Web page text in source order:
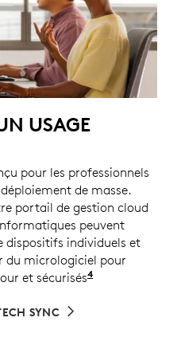
USAGE
pour les professionnels
de masse.
portail de gestion cloud
peuvent
dispositifs individuels et
du micrologiciel pour
et sécurisés4Nécessite le
SYNC